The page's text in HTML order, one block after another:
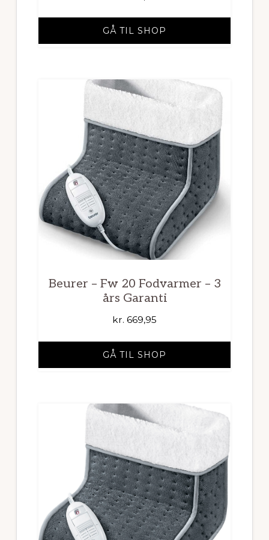
GÅ TIL SHOP
Beurer – Fw 20 Fodvarmer – 3
års Garanti
kr. 669,95
GÅ TIL SHOP